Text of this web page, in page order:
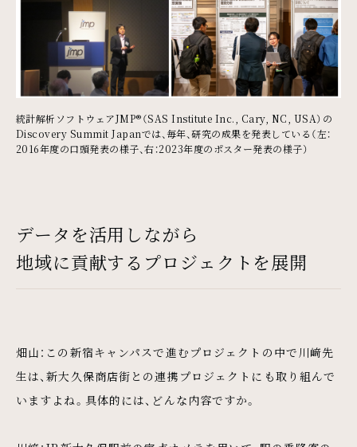
統計解析ソフトウェアJMP®（SAS Institute Inc., Cary, NC, USA）の
Discovery Summit Japanでは、毎年、研究の成果を発表している（左：
2016年度の口頭発表の様子、右：2023年度のポスター発表の様子）
データを活用しながら
地域に貢献するプロジェクトを展開
畑山：この新宿キャンパスで進むプロジェクトの中で川﨑先
生は、新大久保商店街との連携プロジェクトにも取り組んで
いますよね。具体的には、どんな内容ですか。